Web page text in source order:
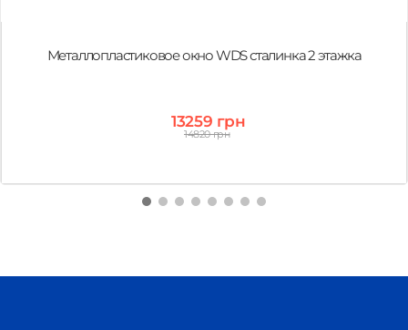
Металлопластиковое окно WDS сталинка 2 этажка
13259 грн
14820 грн